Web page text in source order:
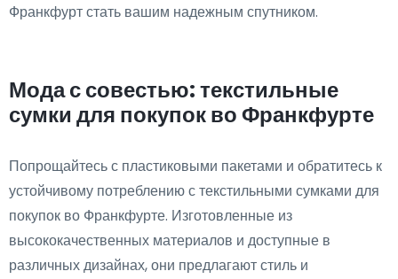
Франкфурт стать вашим надежным спутником.
Мода с совестью: текстильные
сумки для покупок во Франкфурте
Попрощайтесь с пластиковыми пакетами и обратитесь к
устойчивому потреблению с текстильными сумками для
покупок во Франкфурте. Изготовленные из
высококачественных материалов и доступные в
различных дизайнах, они предлагают стиль и